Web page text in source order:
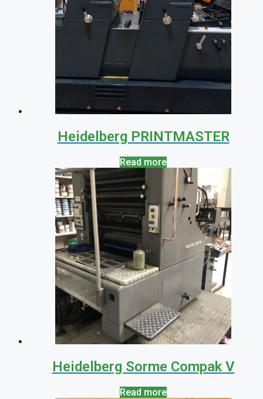
Heidelberg PRINTMASTER
Read more
Heidelberg Sorme Compak V
Read more